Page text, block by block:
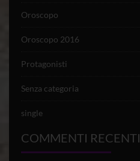
Oroscopo
Oroscopo 2016
Protagonisti
Senza categoria
single
COMMENTI RECENTI